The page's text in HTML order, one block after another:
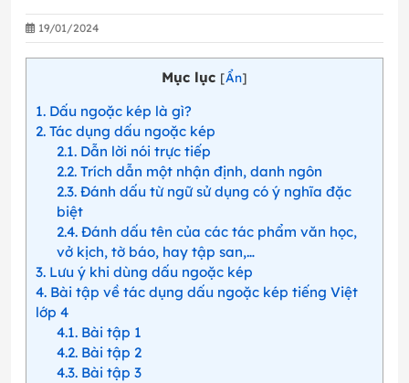
19/01/2024
Mục lục [Ẩn]
1 Dấu ngoặc kép là gì?
2 Tác dụng dấu ngoặc kép
2.1Dẫn lời nói trực tiếp
2.2Trích dẫn một nhận định, danh ngôn
2.3Đánh dấu từ ngữ sử dụng có ý nghĩa đặc
biệt
2.4Đánh dấu tên của các tác phẩm văn học,
vở kịch, tờ báo, hay tập san,…
3 Lưu ý khi dùng dấu ngoặc kép
4 Bài tập về tác dụng dấu ngoặc kép tiếng Việt
lớp 4
4.1Bài tập 1
4.2Bài tập 2
4.3Bài tập 3